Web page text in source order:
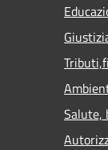
Salute,